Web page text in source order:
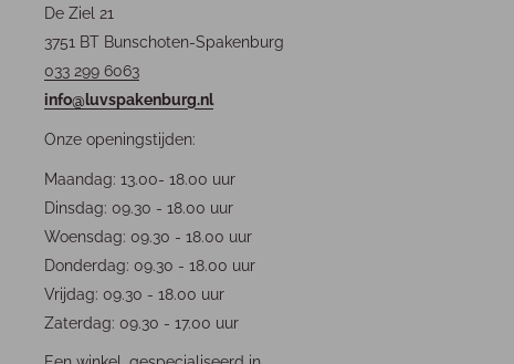
De Ziel 21
3751 BT Bunschoten-Spakenburg
033 299 6063
info@luvspakenburg.nl
Onze openingstijden:
Maandag: 13.00- 18.00 uur
Dinsdag: 09.30 - 18.00 uur
Woensdag: 09.30 - 18.00 uur
Donderdag: 09.30 - 18.00 uur
Vrijdag: 09.30 - 18.00 uur
Zaterdag: 09.30 - 17.00 uur